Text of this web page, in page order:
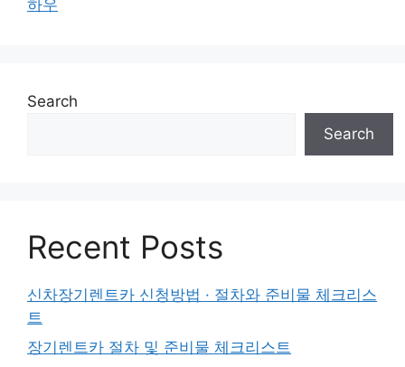
하우
Search
Search
Recent Posts
신차장기렌트카 신청방법 · 절차와 준비물 체크리스
트
장기렌트카 절차 및 준비물 체크리스트